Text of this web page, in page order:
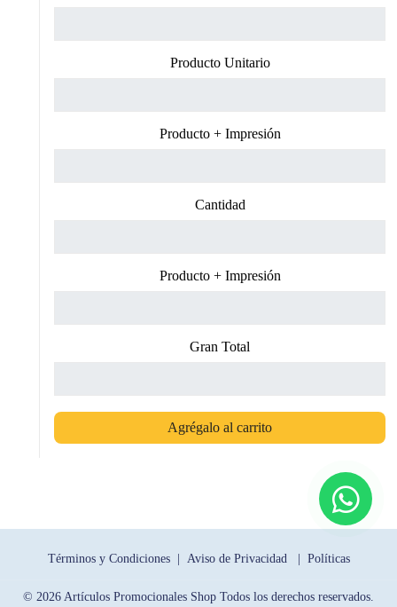
Producto Unitario
Producto + Impresión
Cantidad
Producto + Impresión
Gran Total
Agrégalo al carrito
Términos y Condiciones | Aviso de Privacidad | Políticas
© 2026 Artículos Promocionales Shop Todos los derechos reservados.